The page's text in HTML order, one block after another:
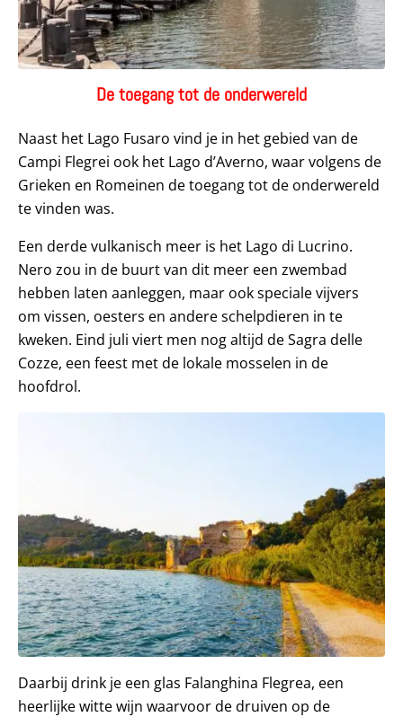
De toegang tot de onderwereld
Naast het Lago Fusaro vind je in het gebied van de
Campi Flegrei ook het Lago d’Averno, waar volgens de
Grieken en Romeinen de toegang tot de onderwereld
te vinden was.
Een derde vulkanisch meer is het Lago di Lucrino.
Nero zou in de buurt van dit meer een zwembad
hebben laten aanleggen, maar ook speciale vijvers
om vissen, oesters en andere schelpdieren in te
kweken. Eind juli viert men nog altijd de Sagra delle
Cozze, een feest met de lokale mosselen in de
hoofdrol.
Daarbij drink je een glas Falanghina Flegrea, een
heerlijke witte wijn waarvoor de druiven op de